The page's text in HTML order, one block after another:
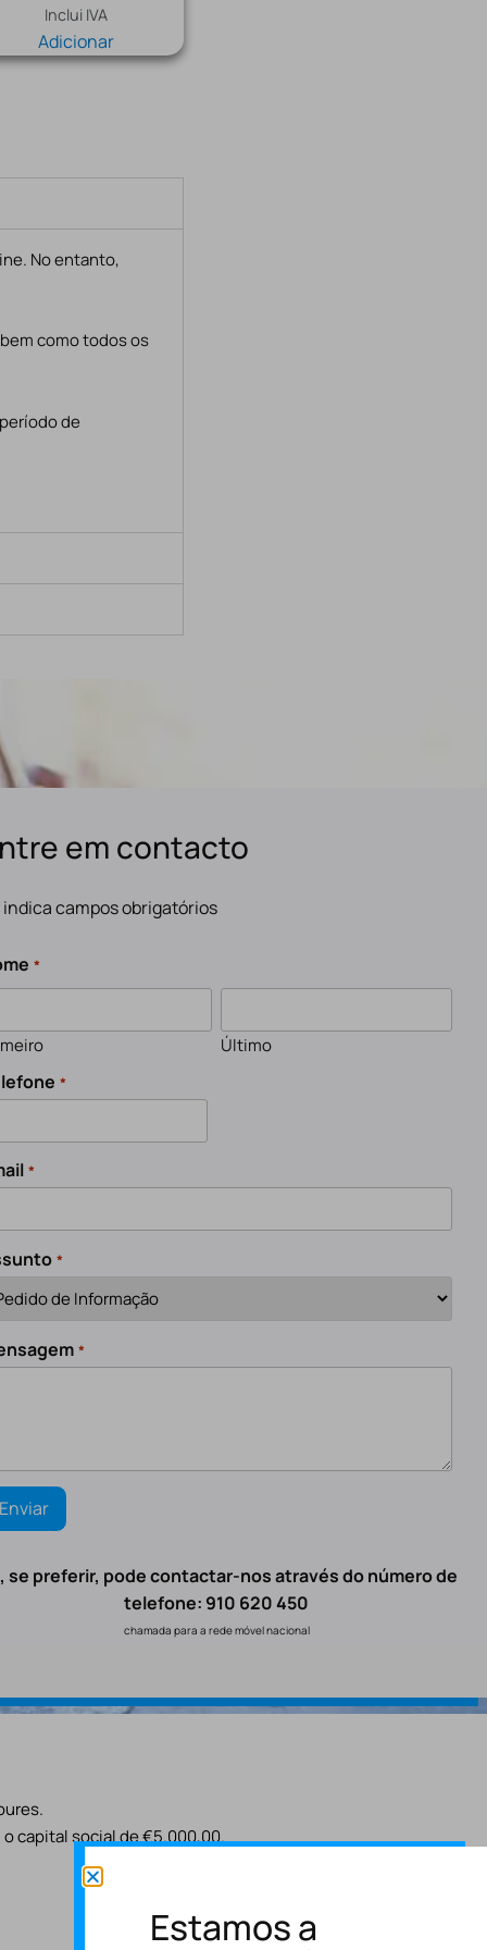
Inclui IVA
Adicionar
No entanto,
como todos os
de
em contacto
indica campos obrigatórios
*
Último
*
*
*
*
se preferir, pode contactar-nos através do número de
telefone: 910 620 450
chamada para a rede móvel nacional
o capital social de €5.000,00.
Estamos a